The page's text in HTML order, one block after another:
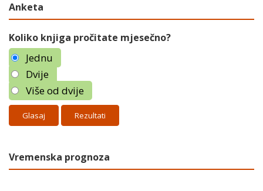
Anketa
Koliko knjiga pročitate mjesečno?
Jednu
Dvije
Više od dvije
Rezultati
Vremenska prognoza